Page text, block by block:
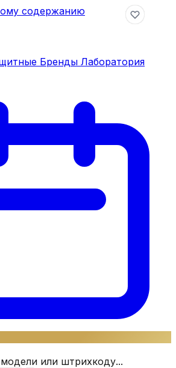
содержанию
Бренды Лаборатория
или штрихкоду...